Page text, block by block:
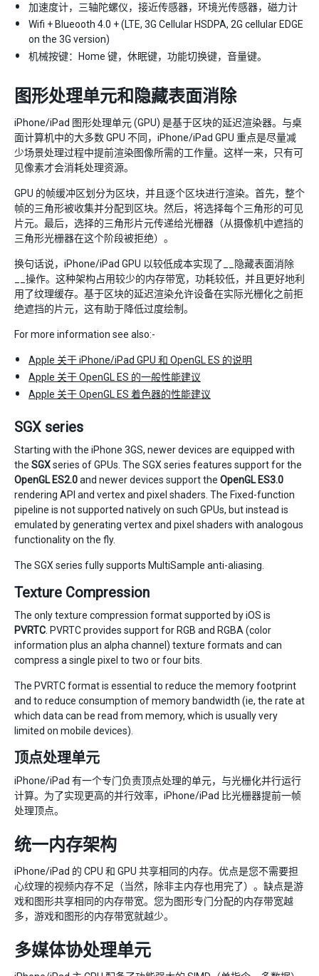
加速度计，三轴陀螺仪，接近传感器，环境光传感器，磁力计
Wifi + Blueooth 4.0 + (LTE, 3G Cellular HSDPA, 2G cellular EDGE
on the 3G version)
机械按键：Home 键，休眠键，功能切换键，音量键。
图形处理单元和隐藏表面消除
iPhone/iPad 图形处理单元 (GPU) 是基于区块的延迟渲染器。与桌
面计算机中的大多数 GPU 不同，iPhone/iPad GPU 重点是尽量减
少场景处理过程中提前渲染图像所需的工作量。这样一来，只有可
见像素才会消耗处理资源。
GPU 的帧缓冲区划分为区块，并且逐个区块进行渲染。首先，整个
帧的三角形被收集并分配到区块。然后，将选择每个三角形的可见
片元。最后，选择的三角形片元传递给光栅器（从摄像机中遮挡的
三角形光栅器在这个阶段被拒绝）。
换句话说，iPhone/iPad GPU 以较低成本实现了__隐藏表面消除
__操作。这种架构占用较少的内存带宽，功耗较低，并且更好地利
用了纹理缓存。基于区块的延迟渲染允许设备在实际光栅化之前拒
绝遮挡的片元，这有助于降低过度绘制。
For more information see also:-
Apple 关于 iPhone/iPad GPU 和 OpenGL ES 的说明
Apple 关于 OpenGL ES 的一般性能建议
Apple 关于 OpenGL ES 着色器的性能建议
SGX series
Starting with the iPhone 3GS, newer devices are equipped with
the SGXseries of GPUs. The SGX series features support for the
OpenGL ES2.0and newer devices support the OpenGL ES3.0
rendering API and vertex and pixel shaders. The Fixed-function
pipeline is not supported natively on such GPUs, but instead is
emulated by generating vertex and pixel shaders with analogous
functionality on the fly.
The SGX series fully supports MultiSample anti-aliasing.
Texture Compression
The only texture compression format supported by iOS is
PVRTC . PVRTC provides support for RGB and RGBA (color
information plus an alpha channel) texture formats and can
compress a single pixel to two or four bits.
The PVRTC format is essential to reduce the memory footprint
and to reduce consumption of memory bandwidth (ie, the rate at
which data can be read from memory, which is usually very
limited on mobile devices).
顶点处理单元
iPhone/iPad 有一个专门负责顶点处理的单元，与光栅化并行运行
计算。为了实现更高的并行效率，iPhone/iPad 比光栅器提前一帧
处理顶点。
统一内存架构
iPhone/iPad 的 CPU 和 GPU 共享相同的内存。优点是您不需要担
心纹理的视频内存不足（当然，除非主内存也用完了）。缺点是游
戏和图形共享相同的内存带宽。您为图形专门分配的内存带宽越
多，游戏和图形的内存带宽就越少。
多媒体协处理单元